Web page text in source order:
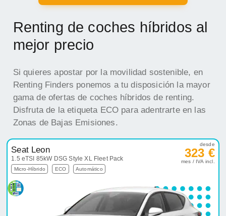
Renting de coches híbridos al
mejor precio
Si quieres apostar por la movilidad sostenible, en
Renting Finders ponemos a tu disposición la mayor
gama de ofertas de coches híbridos de renting.
Disfruta de la etiqueta ECO para adentrarte en las
Zonas de Bajas Emisiones.
Seat Leon
1.5 eTSI 85kW DSG Style XL Fleet Pack
Micro-Híbrido ECO Automático
desde
323 €
mes / IVA incl.